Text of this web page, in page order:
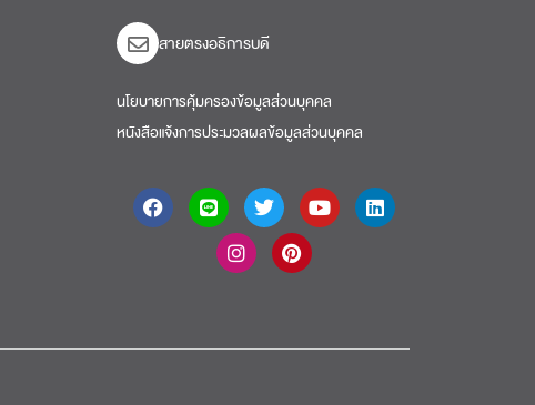
สายตรงอธิการบดี​
นโยบายการคุ้มครองข้อมูลส่วนบุคคล
หนังสือแจ้งการประมวลผลข้อมูลส่วนบุคคล